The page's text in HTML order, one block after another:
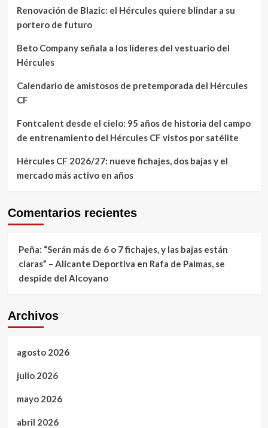
Renovación de Blazic: el Hércules quiere blindar a su
portero de futuro
Beto Company señala a los líderes del vestuario del
Hércules
Calendario de amistosos de pretemporada del Hércules
CF
Fontcalent desde el cielo: 95 años de historia del campo
de entrenamiento del Hércules CF vistos por satélite
Hércules CF 2026/27: nueve fichajes, dos bajas y el
mercado más activo en años
Comentarios recientes
Peña: “Serán más de 6 o 7 fichajes, y las bajas están
claras” – Alicante Deportiva en Rafa de Palmas, se
despide del Alcoyano
Archivos
agosto 2026
julio 2026
mayo 2026
abril 2026